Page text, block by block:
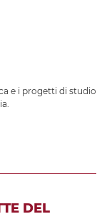
e i progetti di studio
DEL